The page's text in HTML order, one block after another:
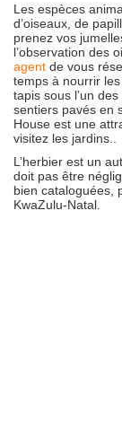
Les espèces
d’oiseaux, de
prenez vos
l’observation des
agent de vous
temps à nourrir
tapis sous l’un
sentiers pavés en
House est une
visitez les jardins..
L’herbier est un
doit pas être
bien cataloguées,
KwaZulu-Natal.